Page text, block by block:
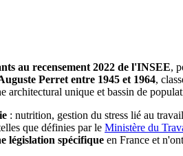
au recensement 2022 de l'INSEE,
Perret entre 1945 et 1964,
architectural unique et bassin de
: nutrition, gestion du stress lié au
que définies par le Ministère du
législation spécifique en France et